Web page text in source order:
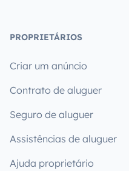
PROPRIETÁRIOS
Criar um anúncio
Contrato de aluguer
Seguro de aluguer
Assistências de aluguer
Ajuda proprietário